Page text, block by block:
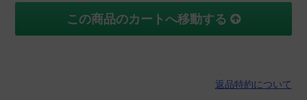
この商品のカートへ移動する
返品特約について